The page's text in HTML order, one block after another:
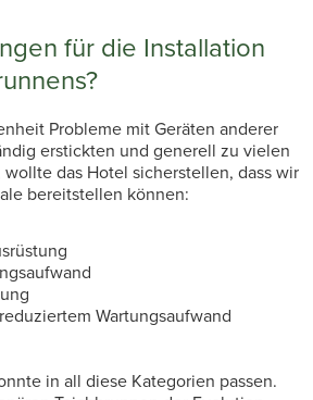
für die Installation
Probleme mit Geräten anderer
erstickten und generell zu vielen
das Hotel sicherstellen, dass wir
bereitstellen können:
Wartungsaufwand
in all diese Kategorien passen.